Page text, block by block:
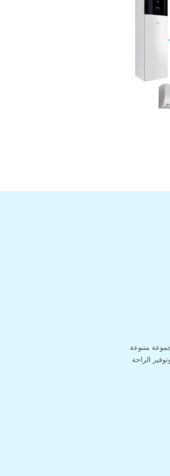
متنوعة
الراحة